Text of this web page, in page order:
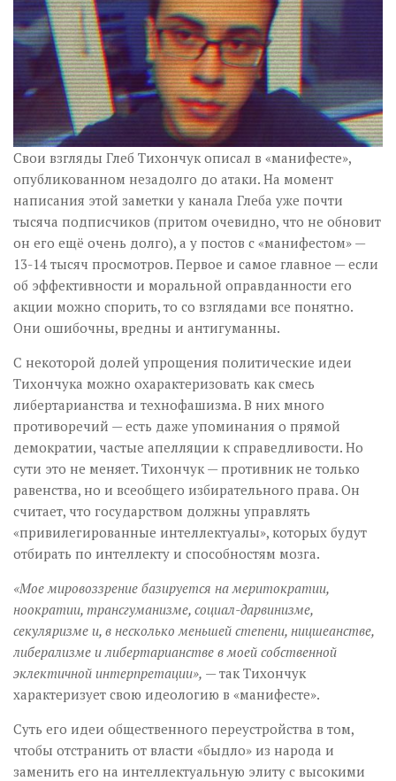
Свои взгляды Глеб Тихончук описал в «манифесте»,
опубликованном незадолго до атаки. На момент
написания этой заметки у канала Глеба уже почти
тысяча подписчиков (притом очевидно, что не обновит
он его ещё очень долго), а у постов с «манифестом» —
13-14 тысяч просмотров. Первое и самое главное — если
об эффективности и моральной оправданности его
акции можно спорить, то со взглядами все понятно.
Они ошибочны, вредны и антигуманны.
С некоторой долей упрощения политические идеи
Тихончука можно охарактеризовать как смесь
либертарианства и технофашизма. В них много
противоречий — есть даже упоминания о прямой
демократии, частые апелляции к справедливости. Но
сути это не меняет. Тихончук — противник не только
равенства, но и всеобщего избирательного права. Он
считает, что государством должны управлять
«привилегированные интеллектуалы», которых будут
отбирать по интеллекту и способностям мозга.
«Мое мировоззрение базируется на меритократии,
ноократии, трансгуманизме, социал-дарвинизме,
секуляризме и, в несколько меньшей степени, ницшеанстве,
либерализме и либертарианстве в моей собственной
эклектичной интерпретации», — так Тихончук
характеризует свою идеологию в «манифесте».
Суть его идеи общественного переустройства в том,
чтобы отстранить от власти «быдло» из народа и
заменить его на интеллектуальную элиту с высокими